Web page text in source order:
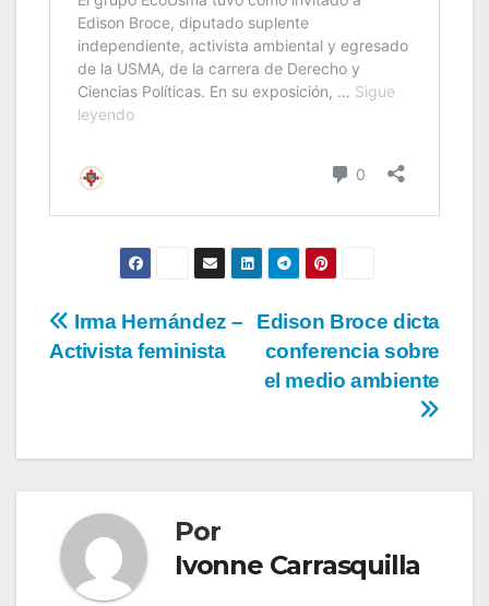
Edison Broce dicta
conferencia sobre
el medio ambiente
Irma Hernández –
Activista feminista
Por
Ivonne Carrasquilla